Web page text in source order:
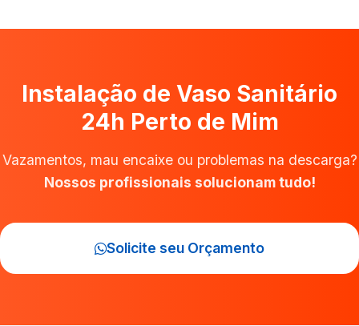
Instalação de Vaso Sanitário
24h Perto de Mim
Vazamentos, mau encaixe ou problemas na descarga?
Nossos profissionais solucionam tudo!
Solicite seu Orçamento